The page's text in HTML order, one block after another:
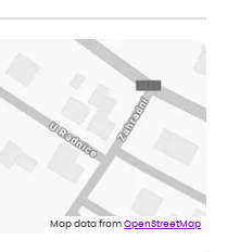
zatím jsem spokojená se
celková spokojenost.
v pěkném stavu. Jediné, co
nedostupného zboží před
Map data fromOpenStreetMap